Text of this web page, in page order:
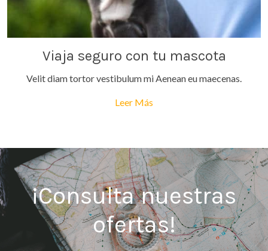
Viaja seguro con tu mascota
Velit diam tortor vestibulum mi Aenean eu maecenas.
Leer Más
¡Consulta nuestras
ofertas!